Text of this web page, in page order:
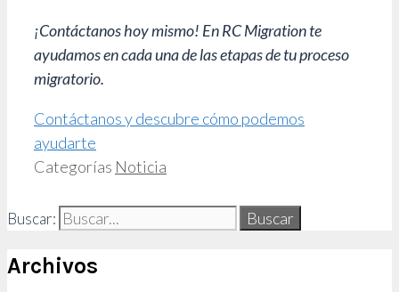
¡Contáctanos hoy mismo! En RC Migration te
ayudamos en cada una de las etapas de tu proceso
migratorio.
Contáctanos y descubre cómo podemos
ayudarte
Categorías Noticia
Buscar:
Archivos